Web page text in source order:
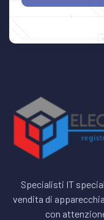
Specialisti IT
vendita di
con